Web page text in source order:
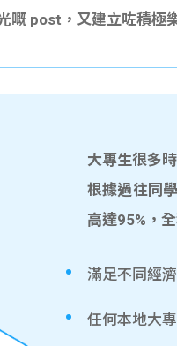
嘅 post，又建立咗積
大專生很多
根據過往同
高達95%，
滿足不同經
任何本地大